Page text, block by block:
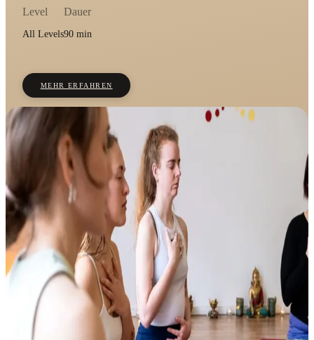
Level
All Levels
Dauer
90 min
MEHR ERFAHREN